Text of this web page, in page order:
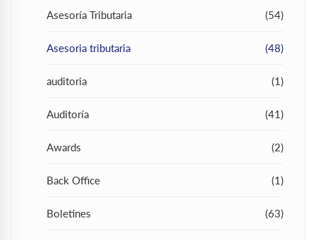
Asesoría Tributaria (54)
Asesoria tributaria (48)
auditoria (1)
Auditoría (41)
Awards (2)
Back Office (1)
Boletines (63)